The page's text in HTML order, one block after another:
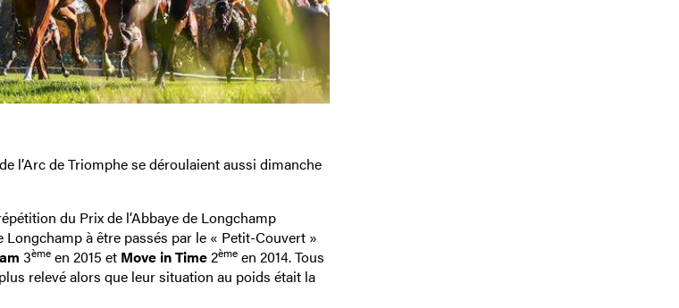
l’Arc de Triomphe se déroulaient aussi dimanche
du Prix de l’Abbaye de Longchamp
à être passés par le « Petit-Couvert »
3èmeen 2015 et Move in Time2èmeen 2014. Tous
relevé alors que leur situation au poids était la